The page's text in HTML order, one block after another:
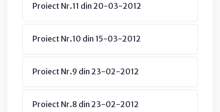
Proiect Nr.11 din 20-03-2012
Proiect Nr.10 din 15-03-2012
Proiect Nr.9 din 23-02-2012
Proiect Nr.8 din 23-02-2012